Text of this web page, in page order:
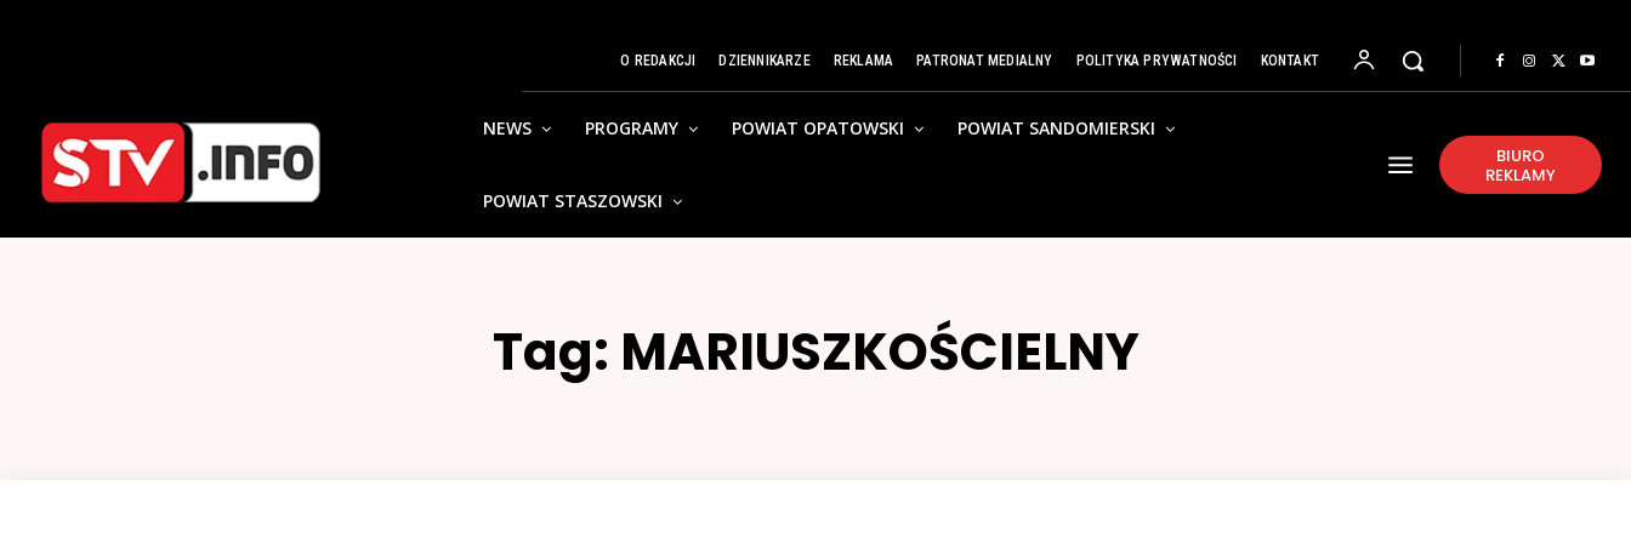
O REDAKCJI DZIENNIKARZE REKLAMA PATRONAT MEDIALNY POLITYKA PRYWATNOŚCI KONTAKT
NEWS PROGRAMY POWIAT OPATOWSKI POWIAT SANDOMIERSKI
POWIAT STASZOWSKI
BIURO
REKLAMY
Tag: MARIUSZKOŚCIELNY